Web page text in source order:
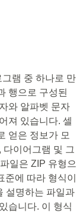
램 중 하나로 만
행으로 구성된
와 알파벳 문자
져 있습니다. 셀
얻은 정보가 모
이어그램 및 그
일은 ZIP 유형으
준에 따라 형식이
설명하는 파일과
습니다. 이 형식